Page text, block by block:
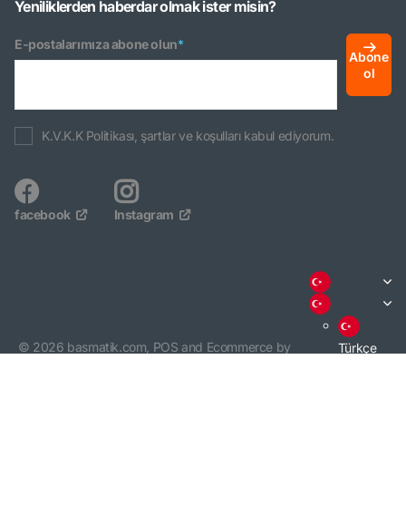
Yeniliklerden haberdar olmak ister misin?
E-postalarımıza abone olun*
Abone
ol
K.V.K.K Politikası, şartlar ve koşulları kabul ediyorum.
facebook Instagram
© 2026 basmatik.com, POS and Ecommerce by
Türkçe